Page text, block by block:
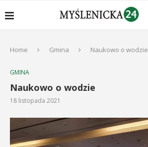
Home Gmina Naukowo o wodzie
GMINA
Naukowo o wodzie
18 listopada 2021